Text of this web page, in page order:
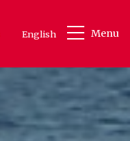
English Menu